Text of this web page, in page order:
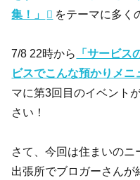
集！」
をテーマに多く
7/8 22時から
「サービ
ビスでこんな預かりメニ
マに第3回目のイベント
さい！
さて、今回は住まいの
出張所でブロガーさんが